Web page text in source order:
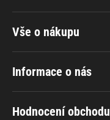
Vše o nákupu
Informace o nás
Hodnocení obchodu